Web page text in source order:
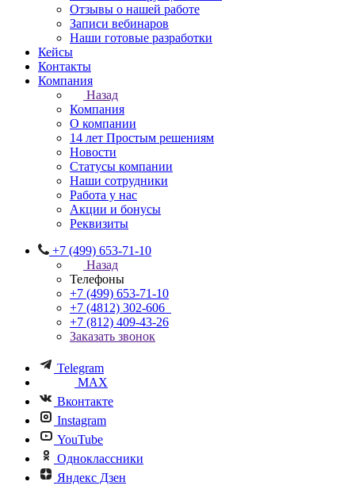
Отзывы о нашей работе
Записи вебинаров
Наши готовые разработки
Кейсы
Контакты
Компания
Назад
Компания
О компании
14 лет Простым решениям
Новости
Статусы компании
Наши сотрудники
Работа у нас
Акции и бонусы
Реквизиты
+7 (499) 653-71-10
Назад
Телефоны
+7 (499) 653-71-10
+7 (4812) 302-606
+7 (812) 409-43-26
Заказать звонок
Telegram
MAX
Вконтакте
Instagram
YouTube
Одноклассники
Яндекс Дзен